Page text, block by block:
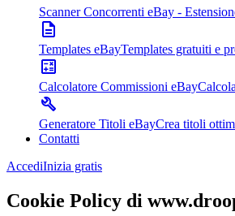
Scanner Concorrenti eBay -
Templates eBayTemplates gratuiti e
Calcolatore Commissioni eBay
Generatore Titoli eBayCrea titoli
Contatti
AccediInizia gratis
Cookie Policy di